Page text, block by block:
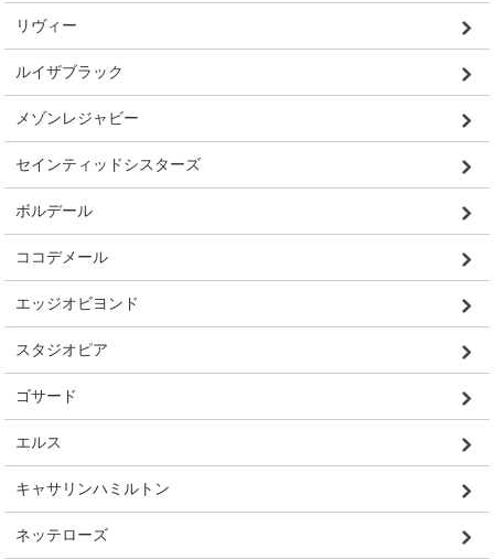
リヴィー
ルイザブラック
メゾンレジャビー
セインティッドシスターズ
ボルデール
ココデメール
エッジオビヨンド
スタジオピア
ゴサード
エルス
キャサリンハミルトン
ネッテローズ